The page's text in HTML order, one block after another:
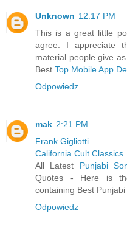
Unknown 12:17 PM
This is a great little
agree. I appreciate
material people give
Best Top Mobile App
Odpowiedz
mak 2:21 PM
Frank Gigliotti
California Cult Classics
All Latest Punjabi
Quotes - Here is
containing Best Punjabi
Odpowiedz